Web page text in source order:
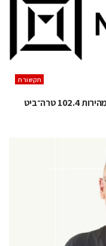
תקשורת
מארוול חושפת מתג חדש למרכזי נתוני AI במהירות 102.4 טרה־ביט